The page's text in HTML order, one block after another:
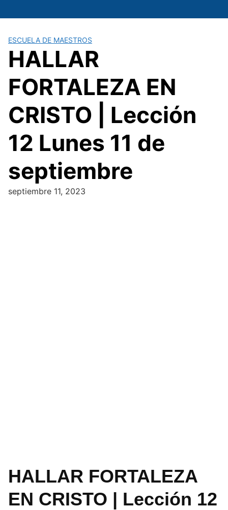
al
ESCUELA DE MAESTROS
HALLAR
FORTALEZA EN
CRISTO | Lección
12 Lunes 11 de
septiembre
septiembre 11, 2023
HALLAR FORTALEZA
EN CRISTO | Lección 12